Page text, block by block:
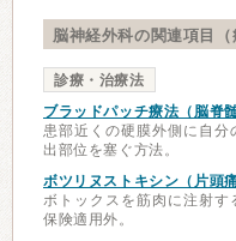
脳神経外科の関連項目（
診療・治療法
ブラッドパッチ療法（脳脊
患部近くの硬膜外側に自分
出部位を塞ぐ方法。
ボツリヌストキシン（片頭痛
ボトックスを筋肉に注射す
保険適用外。